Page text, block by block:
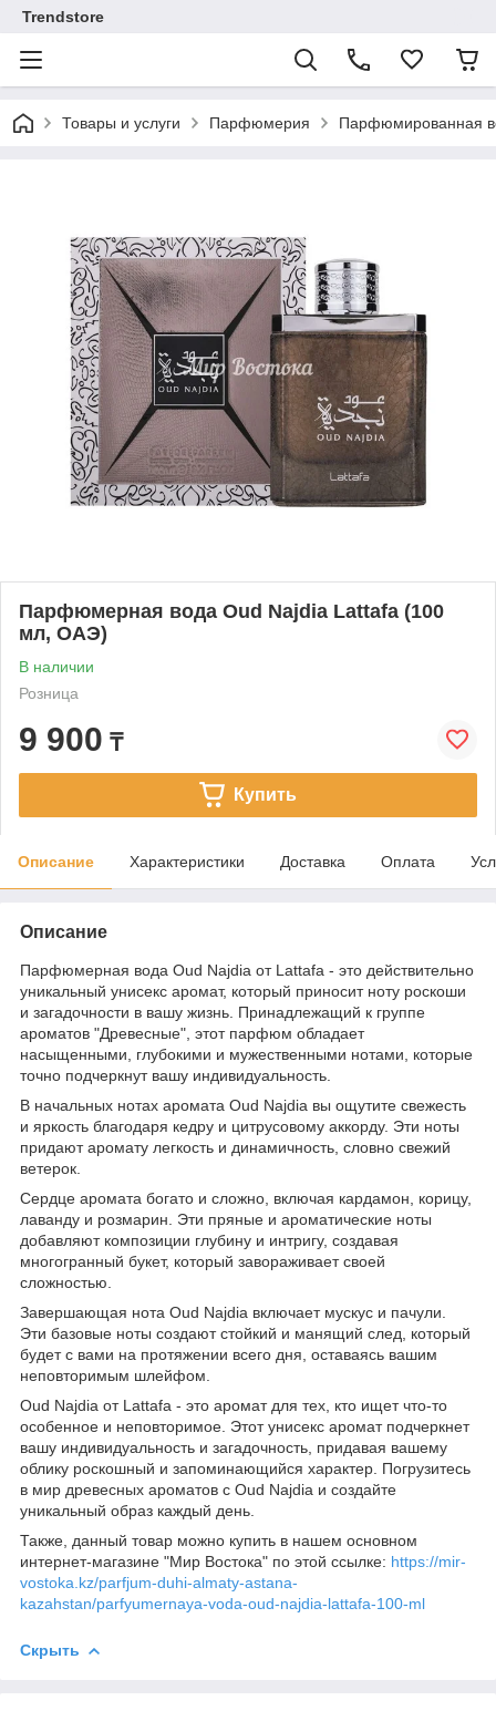
Trendstore
Товары и услуги Парфюмерия Парфюмированная
Парфюмерная вода Oud Najdia Lattafa (100
мл, ОАЭ)
В наличии
Розница
9 900 ₸
Купить
Описание Характеристики Доставка Оплата
Описание
Парфюмерная вода Oud Najdia от Lattafa - это действительно
уникальный унисекс аромат, который приносит ноту роскоши
и загадочности в вашу жизнь. Принадлежащий к группе
ароматов "Древесные", этот парфюм обладает
насыщенными, глубокими и мужественными нотами, которые
точно подчеркнут вашу индивидуальность.
В начальных нотах аромата Oud Najdia вы ощутите свежесть
и яркость благодаря кедру и цитрусовому аккорду. Эти ноты
придают аромату легкость и динамичность, словно свежий
ветерок.
Сердце аромата богато и сложно, включая кардамон, корицу,
лаванду и розмарин. Эти пряные и ароматические ноты
добавляют композиции глубину и интригу, создавая
многогранный букет, который завораживает своей
сложностью.
Завершающая нота Oud Najdia включает мускус и пачули.
Эти базовые ноты создают стойкий и манящий след, который
будет с вами на протяжении всего дня, оставаясь вашим
неповторимым шлейфом.
Oud Najdia от Lattafa - это аромат для тех, кто ищет что-то
особенное и неповторимое. Этот унисекс аромат подчеркнет
вашу индивидуальность и загадочность, придавая вашему
облику роскошный и запоминающийся характер. Погрузитесь
в мир древесных ароматов с Oud Najdia и создайте
уникальный образ каждый день.
Также, данный товар можно купить в нашем основном
интернет-магазине "Мир Востока" по этой ссылке: https://mir-
vostoka.kz/parfjum-duhi-almaty-astana-
kazahstan/parfyumernaya-voda-oud-najdia-lattafa-100-ml
Скрыть